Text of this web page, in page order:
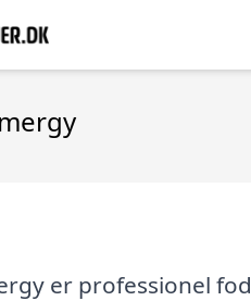
er professionel